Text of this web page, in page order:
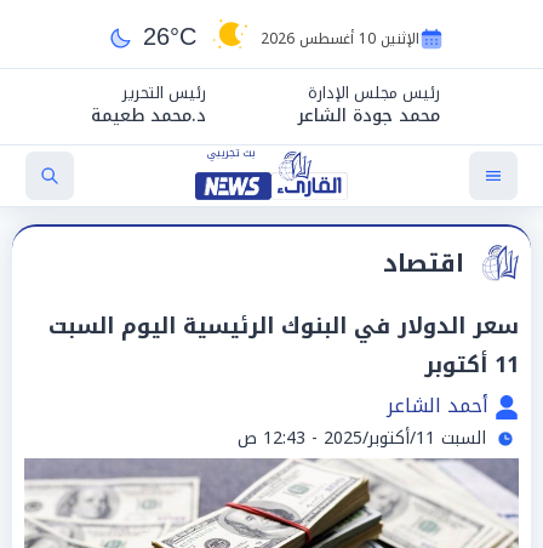
الإثنين 10 أغسطس 2026 26°C
رئيس مجلس الإدارة
محمد جودة الشاعر
رئيس التحرير
د.محمد طعيمة
اقتصاد
سعر الدولار في البنوك الرئيسية اليوم السبت
11 أكتوبر
أحمد الشاعر
السبت 11/أكتوبر/2025 - 12:43 ص